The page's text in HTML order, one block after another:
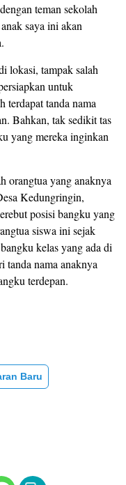
teman sekolah
saya ini akan
lokasi, tampak salah
untuk
terdapat tanda nama
Bahkan, tak sedikit tas
yang mereka inginkan
orangtua yang anaknya
Kedungringin,
posisi bangku yang
siswa ini sejak
kelas yang ada di
tanda nama anaknya
terdepan.
Baru